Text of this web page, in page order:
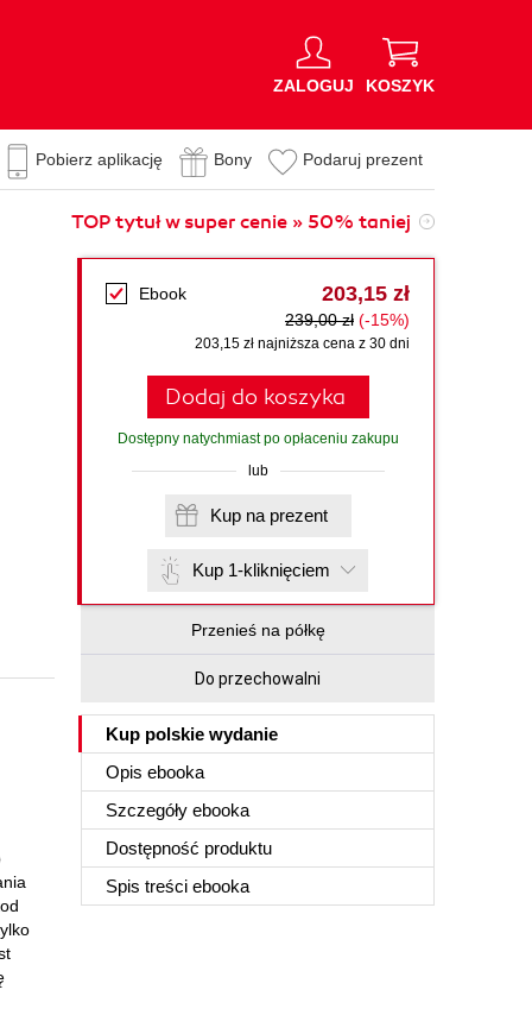
ZALOGUJ KOSZYK
Pobierz aplikację Bony Podaruj prezent
TOP tytuł w super cenie » 50% taniej
Ebook 203,15 zł
239,00 zł (-15%)
203,15 zł najniższa cena z 30 dni
Dodaj do koszyka
Dostępny natychmiast po opłaceniu zakupu
lub
Kup na prezent
Kup 1-kliknięciem
Przenieś na półkę
Do przechowalni
Kup polskie wydanie
Opis ebooka
Szczegóły ebooka
Dostępność produktu
Spis treści ebooka